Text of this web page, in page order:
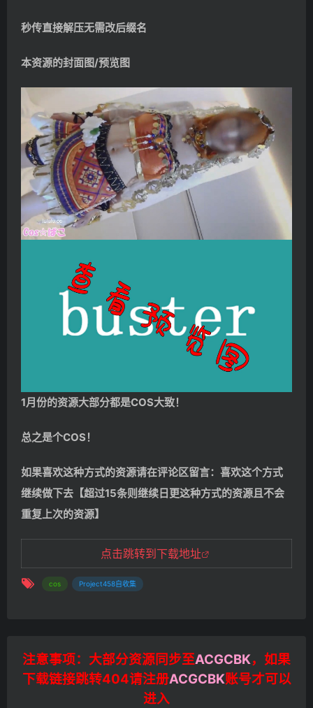
秒传直接解压无需改后缀名
本资源的封面图/预览图
1月份的资源大部分都是COS大致！
总之是个COS！
如果喜欢这种方式的资源请在评论区留言：喜欢这个方式
继续做下去【超过15条则继续日更这种方式的资源且不会
重复上次的资源】
点击跳转到下载地址
cos Project458自收集
注意事项：大部分资源同步至ACGCBK，如果
下载链接跳转404请注册ACGCBK账号才可以
进入